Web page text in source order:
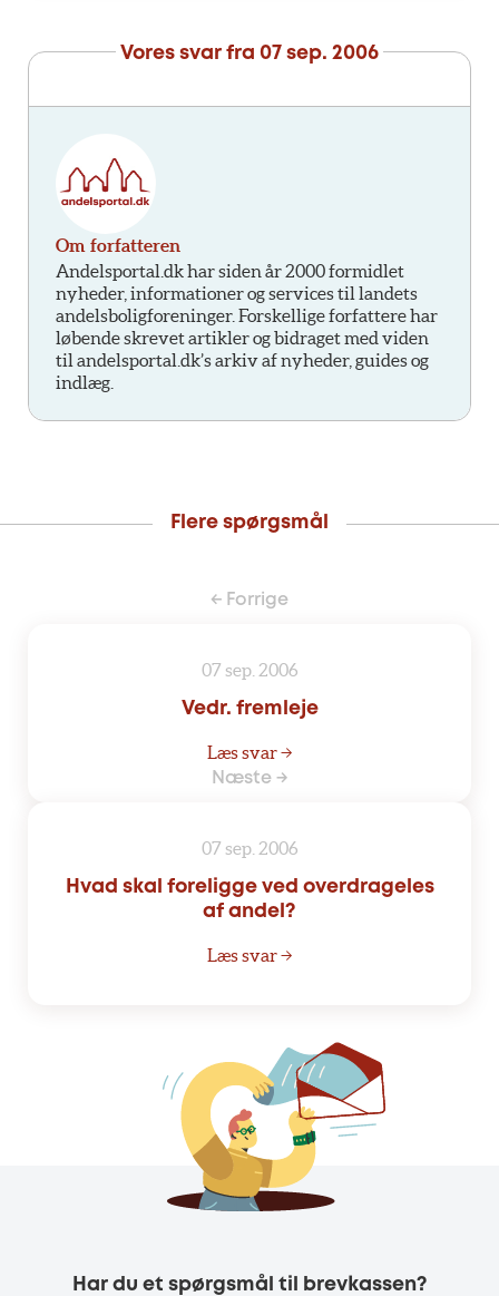
Vores svar fra 07 sep. 2006
Om forfatteren
Andelsportal.dk har siden år 2000 formidlet
nyheder, informationer og services til landets
andelsboligforeninger. Forskellige forfattere har
løbende skrevet artikler og bidraget med viden
til andelsportal.dk’s arkiv af nyheder, guides og
indlæg.
Flere spørgsmål
← Forrige
07 sep. 2006
Vedr. fremleje
Læs svar →
Næste →
07 sep. 2006
Hvad skal foreligge ved overdrageles
af andel?
Læs svar →
Har du et spørgsmål til brevkassen?